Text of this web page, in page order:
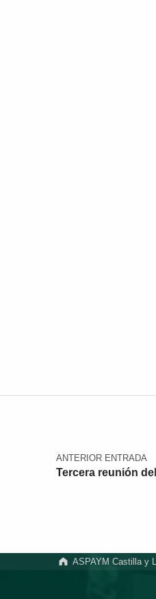
Navegación de entradas
ANTERIOR ENTRADA
Tercera reunión
ASPAYM Castilla y